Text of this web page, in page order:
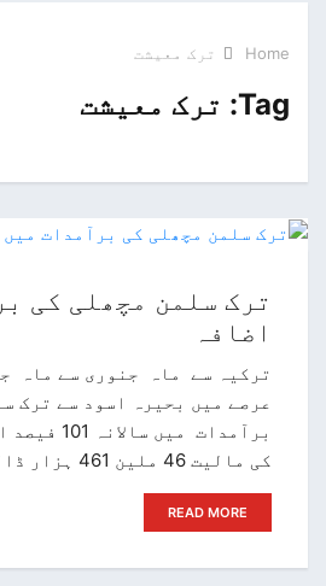
Home ترک معیشت
Tag: ترک معیشت
ترک سلمن مچھلی کی
اضافہ
ترکیہ سے ماہ جنوری سے ماہ
عرصے میں بحیرہ اسود سے ترک
برآمدات
کی مالیت 46 ملین 461 ہزار ڈالر تک
READ MORE